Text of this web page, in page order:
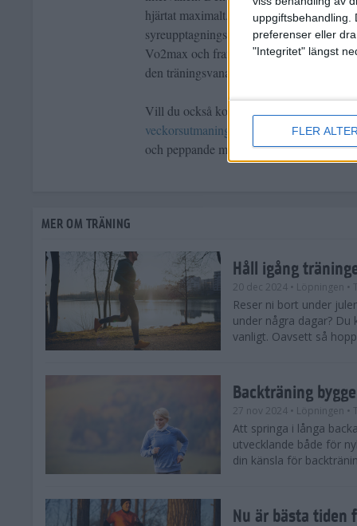
uppgiftsbehandling.
preferenser eller
"Integritet" längst
FLER
hjärtat maximalt. Helst vill man försöka
syreupptagningsförmåga (Vo2max).
Vo2max och framförallt ökar hjärtats
den träningsvana löparen då de är riktigt
Vill du också komma i gång och köra
veckorsutmaning
. I utmaningen blir du
och peppande musik. Ett enkelt, roligt
MER OM TRÄNING
Håll igång
20 dec 2024 • Löpningen •
Reser ni bort under
under några dagar?
vanligt. Oavsett så
Backträning
27 nov 2024 • Löpningen •
Att springa i långa
utvecklande både för
din känsla för
Nu är bästa tiden